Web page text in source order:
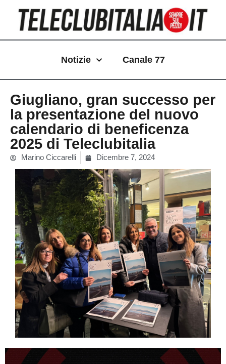
contenuto
Notizie Canale 77
Giugliano, gran successo per
la presentazione del nuovo
calendario di beneficenza
2025 di Teleclubitalia
Marino Ciccarelli Dicembre 7, 2024